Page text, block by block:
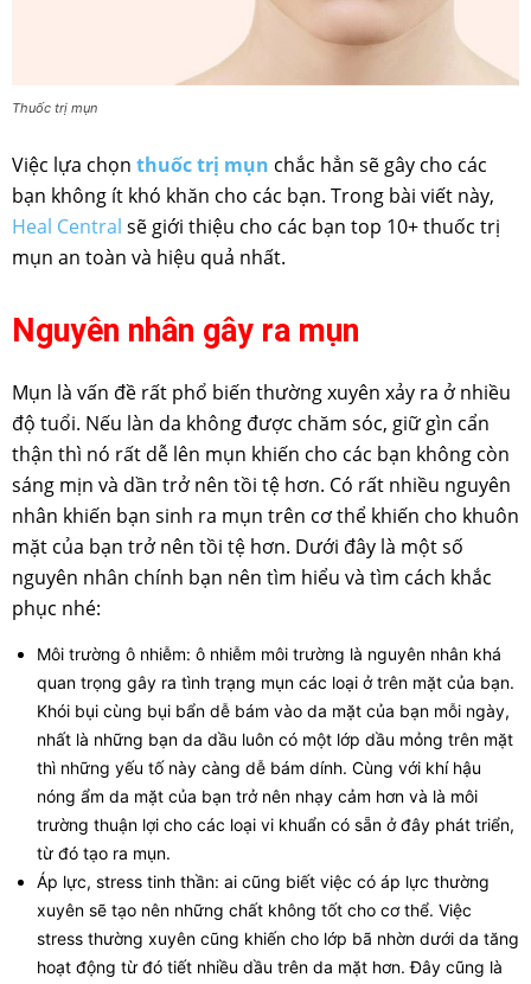
Thuốc trị mụn
Việc lựa chọn thuốc trị mụn chắc hẳn sẽ gây cho các
bạn không ít khó khăn cho các bạn. Trong bài viết này,
Heal Central sẽ giới thiệu cho các bạn top 10+ thuốc trị
mụn an toàn và hiệu quả nhất.
Nguyên nhân gây ra mụn
Mụn là vấn đề rất phổ biến thường xuyên xảy ra ở nhiều
độ tuổi. Nếu làn da không được chăm sóc, giữ gìn cẩn
thận thì nó rất dễ lên mụn khiến cho các bạn không còn
sáng mịn và dần trở nên tồi tệ hơn. Có rất nhiều nguyên
nhân khiến bạn sinh ra mụn trên cơ thể khiến cho khuôn
mặt của bạn trở nên tồi tệ hơn. Dưới đây là một số
nguyên nhân chính bạn nên tìm hiểu và tìm cách khắc
phục nhé:
Môi trường ô nhiễm: ô nhiễm môi trường là nguyên nhân khá
quan trọng gây ra tình trạng mụn các loại ở trên mặt của bạn.
Khói bụi cùng bụi bẩn dễ bám vào da mặt của bạn mỗi ngày,
nhất là những bạn da dầu luôn có một lớp dầu mỏng trên mặt
thì những yếu tố này càng dễ bám dính. Cùng với khí hậu
nóng ẩm da mặt của bạn trở nên nhạy cảm hơn và là môi
trường thuận lợi cho các loại vi khuẩn có sẵn ở đây phát triển,
từ đó tạo ra mụn.
Áp lực, stress tinh thần: ai cũng biết việc có áp lực thường
xuyên sẽ tạo nên những chất không tốt cho cơ thể. Việc
stress thường xuyên cũng khiến cho lớp bã nhờn dưới da tăng
hoạt động từ đó tiết nhiều dầu trên da mặt hơn. Đây cũng là